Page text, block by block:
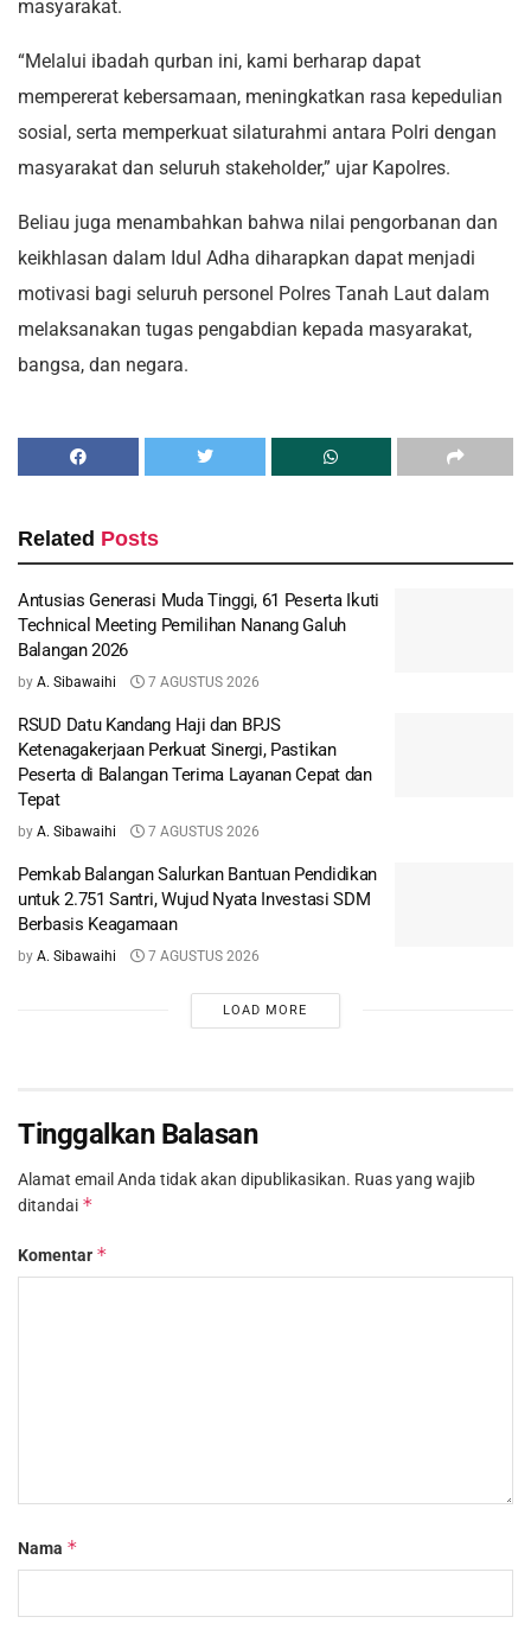
masyarakat.
“Melalui ibadah qurban ini, kami berharap dapat
mempererat kebersamaan, meningkatkan rasa kepedulian
sosial, serta memperkuat silaturahmi antara Polri dengan
masyarakat dan seluruh stakeholder,” ujar Kapolres.
Beliau juga menambahkan bahwa nilai pengorbanan dan
keikhlasan dalam Idul Adha diharapkan dapat menjadi
motivasi bagi seluruh personel Polres Tanah Laut dalam
melaksanakan tugas pengabdian kepada masyarakat,
bangsa, dan negara.
Related Posts
Antusias Generasi Muda Tinggi, 61 Peserta Ikuti
Technical Meeting Pemilihan Nanang Galuh
Balangan 2026
by A. Sibawaihi 7 AGUSTUS 2026
RSUD Datu Kandang Haji dan BPJS
Ketenagakerjaan Perkuat Sinergi, Pastikan
Peserta di Balangan Terima Layanan Cepat dan
Tepat
by A. Sibawaihi 7 AGUSTUS 2026
Pemkab Balangan Salurkan Bantuan Pendidikan
untuk 2.751 Santri, Wujud Nyata Investasi SDM
Berbasis Keagamaan
by A. Sibawaihi 7 AGUSTUS 2026
LOAD MORE
Tinggalkan Balasan
Alamat email Anda tidak akan dipublikasikan. Ruas yang wajib
ditandai *
Komentar *
Nama *